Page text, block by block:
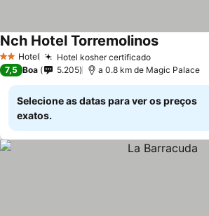
2 Estrelas
Hotel Hotel kosher certificadoVer preços
Nch Hotel TorremolinosVer preços
7,5 Boa 5.205 a 0.8 km de Magic Palace
Selecione as datas para ver os preços
exatos.